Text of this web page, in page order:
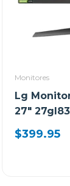
Monitores
Lg
27"
años de
$399.95